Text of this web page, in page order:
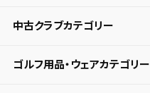
中古クラブカテゴリー
ゴルフ用品・ウェアカテゴリー